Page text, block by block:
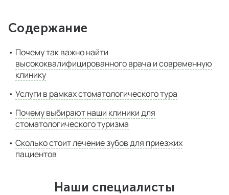
Содержание
Почему так важно найти
высококвалифицированного врача и современную
клинику
Услуги в рамках стоматологического тура
Почему выбирают наши клиники для
стоматологического туризма
Сколько стоит лечение зубов для приезжих
пациентов
Наши специалисты